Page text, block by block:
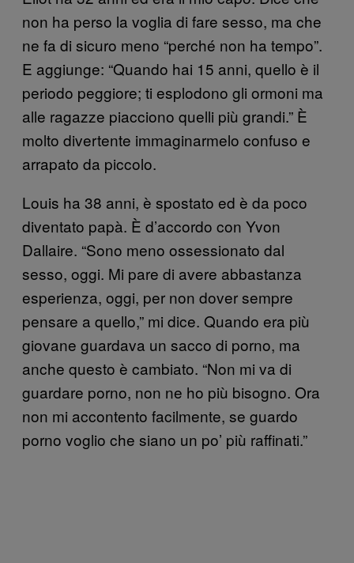
non ha perso la voglia di fare sesso, ma che
ne fa di sicuro meno “perché non ha tempo”.
E aggiunge: “Quando hai 15 anni, quello è il
periodo peggiore; ti esplodono gli ormoni ma
alle ragazze piacciono quelli più grandi.” È
molto divertente immaginarmelo confuso e
arrapato da piccolo.
Louis ha 38 anni, è spostato ed è da poco
diventato papà. È d’accordo con Yvon
Dallaire. “Sono meno ossessionato dal
sesso, oggi. Mi pare di avere abbastanza
esperienza, oggi, per non dover sempre
pensare a quello,” mi dice. Quando era più
giovane guardava un sacco di porno, ma
anche questo è cambiato. “Non mi va di
guardare porno, non ne ho più bisogno. Ora
non mi accontento facilmente, se guardo
porno voglio che siano un po’ più raffinati.”